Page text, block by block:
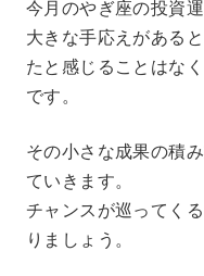
今月のやぎ座の投資
大きな手応えがある
たと感じることはな
です。
その小さな成果の積
ていきます。
チャンスが巡ってく
りましょう。